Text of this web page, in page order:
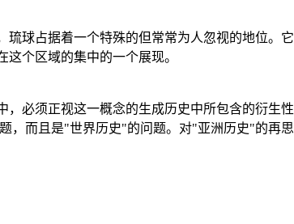
琉球占据着一个特殊的但常常为人忽视的地位
个区域的集中的一个展现。
必须正视这一概念的生成历史中所包含的衍
，而且是"世界历史"的问题。对"亚洲历史"的再